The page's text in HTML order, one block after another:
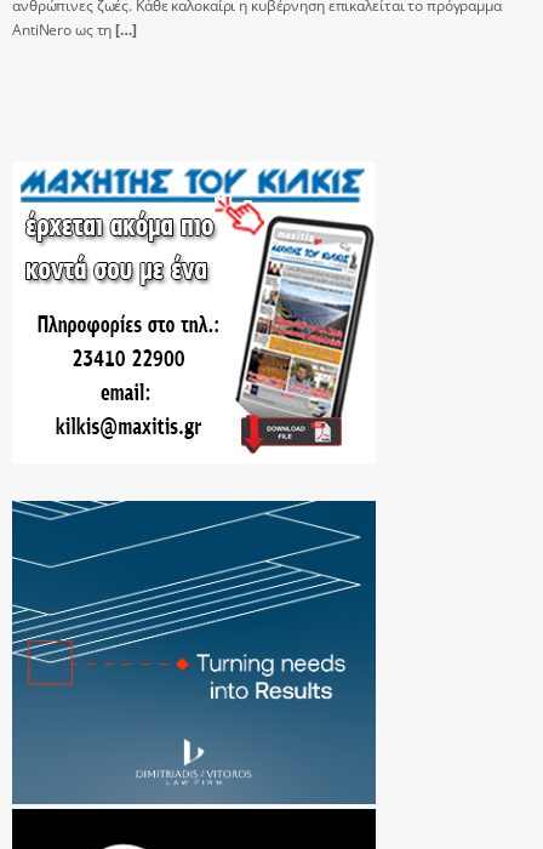
ανθρώπινες ζωές. Κάθε καλοκαίρι η κυβέρνηση επικαλείται το πρόγραμμα
AntiNero ως τη[…]